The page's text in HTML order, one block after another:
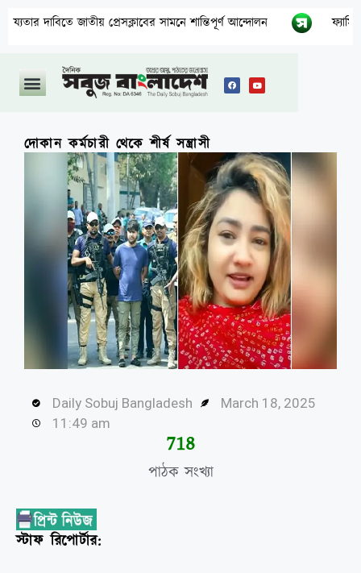
সামনে শান্তিপূর্ণ আন্দোলন ফ্যামিলি কার্ড বিতরণ
দোকান কর্মচারী থেকে শীর্ষ সন্ত্রাসী
Daily Sobuj Bangladesh
March 18, 2025
11:49 am
পাঠক সংখ্যা
731
স্টাফ রিপোর্টার: